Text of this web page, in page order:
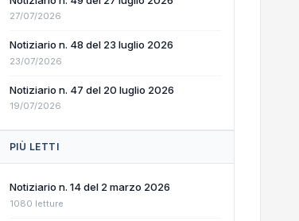
27/07/2026
Notiziario n. 48 del 23 luglio 2026
23/07/2026
Notiziario n. 47 del 20 luglio 2026
19/07/2026
PIÙ LETTI
Notiziario n. 14 del 2 marzo 2026
1080 letture